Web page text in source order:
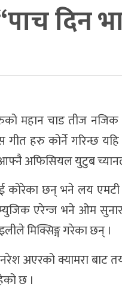
दिन
महान चाड तीज
गीत हरु कोर्ने गरिन्छ
अफिसियल युटुब
छन् भने लय
एरेन्ज भने ओम
मिक्सिङ्ग गरेका छन् ।
अएरको क्यामरा
छ ।